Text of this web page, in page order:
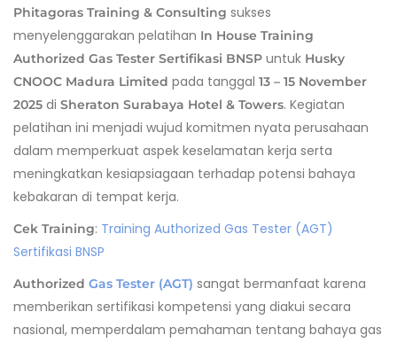
Phitagoras Training & Consulting sukses
menyelenggarakan pelatihan In House Training
Authorized Gas Tester Sertifikasi BNSP untuk Husky
CNOOC Madura Limited pada tanggal 13 – 15 November
2025 di Sheraton Surabaya Hotel & Towers. Kegiatan
pelatihan ini menjadi wujud komitmen nyata perusahaan
dalam memperkuat aspek keselamatan kerja serta
meningkatkan kesiapsiagaan terhadap potensi bahaya
kebakaran di tempat kerja.
Cek Training: Training Authorized Gas Tester (AGT)
Sertifikasi BNSP
Authorized Gas Tester (AGT) sangat bermanfaat karena
memberikan sertifikasi kompetensi yang diakui secara
nasional, memperdalam pemahaman tentang bahaya gas